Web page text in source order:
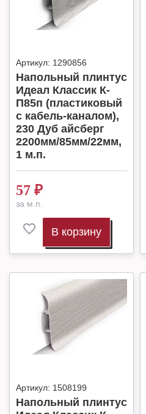
Артикул: 1290856
Напольный плинтус
Идеал Классик К-
П85п (пластиковый
с кабель-каналом),
230 Дуб айсберг
2200мм/85мм/22мм,
1 м.п.
57 ₽
за м.п.
В корзину
Артикул: 1508199
Напольный плинтус